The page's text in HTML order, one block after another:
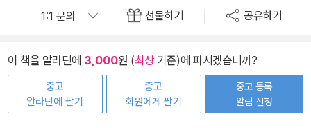
선물하기 공유하기
이 책을 알라딘에 3,000원 (최상기준)에 파시겠습니까?
중고
알라딘에 팔기
중고
회원에게 팔기
중고 등록
알림 신청